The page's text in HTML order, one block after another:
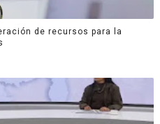
de recursos para la